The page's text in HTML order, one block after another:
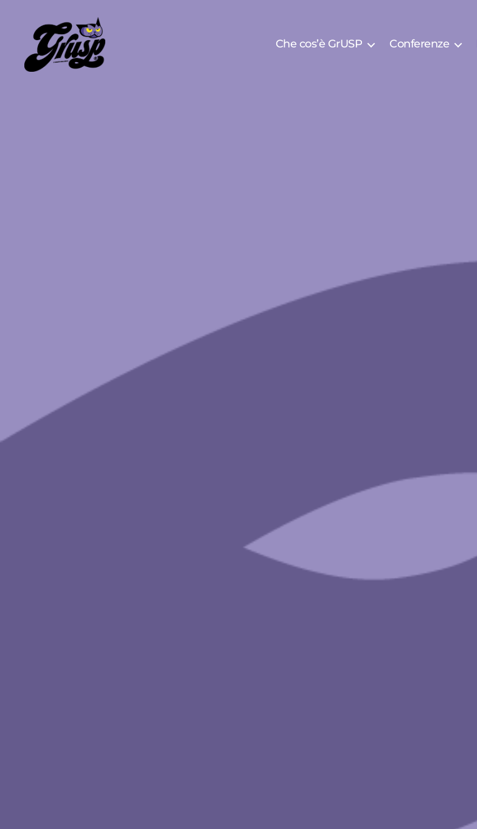
Che cos’è GrUSP Conferenze